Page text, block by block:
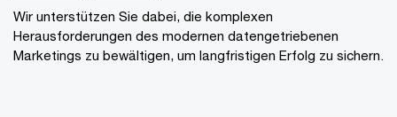
Wir unterstützen Sie dabei, die komplexen
Herausforderungen des modernen datengetriebenen
Marketings zu bewältigen, um langfristigen Erfolg zu sichern.